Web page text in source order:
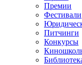
Премии
Фестивали
Питчинги
Конкурсы